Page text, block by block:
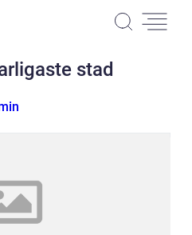
stad